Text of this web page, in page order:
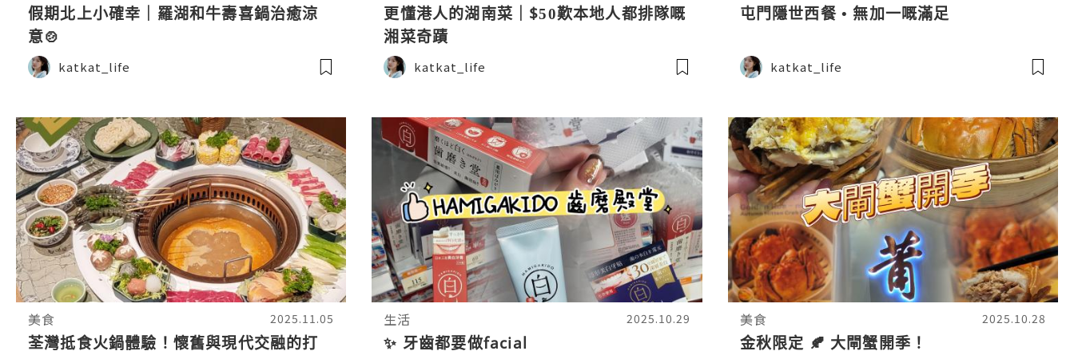
假期北上小確幸｜羅湖和牛壽喜鍋治癒涼
意🍲
katkat_life
更懂港人的湖南菜｜$50歎本地人都排隊嘅
湘菜奇蹟
katkat_life
屯門隱世西餐 • 無加一嘅滿足
katkat_life
美食 2025.11.05
荃灣抵食火鍋體驗！懷舊與現代交融的打
生活 2025.10.29
✨ 牙齒都要做facial
美食 2025.10.28
金秋限定 🍂 大閘蟹開季！